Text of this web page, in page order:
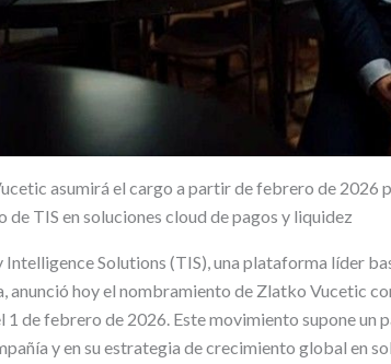
asumirá el cargo a partir de febrero de 2026
de TIS en soluciones cloud de pagos y liquidez
Intelligence Solutions (TIS), una plataforma líder
anunció hoy el nombramiento de Zlatko Vucetic
1 de febrero de 2026. Este movimiento supone un
y en su estrategia de crecimiento global en